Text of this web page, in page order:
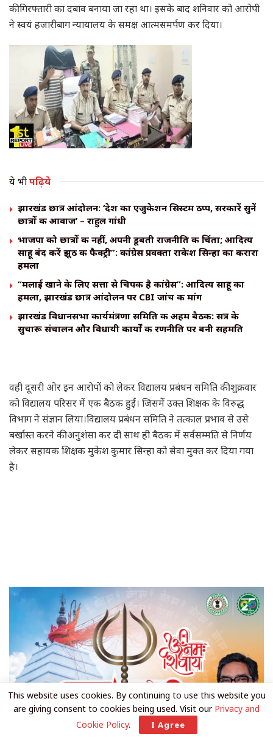
की गिरफ्तारी का दबाव बनाया जा रहा था। इसके बाद शनिवार को आरोपी
ने स्वयं हजारीबाग न्यायालय के समक्ष आत्मसमर्पण कर दिया।
ये भीपढ़िये
झारखंड छात्र आंदोलन: ‘देश का एजुकेशन सिस्टम ठप्प, सरकारें सुनें
छात्रों की आवाज’ – राहुल गांधी
भाजपा को छात्रों की नहीं, अपनी डूबती राजनीति की चिंता; आदित्य
साहू बंद करें झूठ की फैक्ट्री”: कांग्रेस प्रवक्ता राकेश सिन्हा का करारा
हमला
“मलाई खाने के लिए सत्ता से चिपकी है कांग्रेस”: आदित्य साहू का
हमला, झारखंड छात्र आंदोलन पर CBI जांच की मांग
झारखंड विधानसभा कार्यमंत्रणा समिति की अहम बैठक: सत्र के
सुचारू संचालन और विधायी कार्यों की रणनीति पर बनी सहमति
वही दूसरी ओर इन आरोपों को लेकर विद्यालय प्रबंधन समिति की शुक्रवार
को विद्यालय परिसर में एक बैठक हुई। जिसमें उक्त शिक्षक के विरुद्ध
विभाग ने संज्ञान लिया।विद्यालय प्रबंधन समिति ने तत्काल प्रभाव से उसे
बर्खास्त करने की अनुशंसा कर दी साथ ही बैठक में सर्वसम्मति से निर्णय
लेकर सहायक शिक्षक मुकेश कुमार सिन्हा को सेवा मुक्त कर दिया गया
है।
This website uses cookies. By continuing to use this website you
are giving consent to cookies being used. Visit our Privacy and
Cookie Policy. I Agree